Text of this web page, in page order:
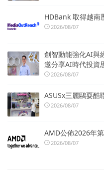
HDBank 取得越南
2026/08/07
創智動能強化AI與
邀分享AI時代投資
2026/08/07
ASUSx三麗鷗耍酷
2026/08/07
AMD公佈2026年
2026/08/07